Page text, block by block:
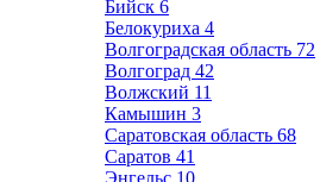
Бийск 6
Белокуриха 4
Волгоградская область 72
Волгоград 42
Волжский 11
Камышин 3
Саратовская область 68
Саратов 41
Энгельс 10